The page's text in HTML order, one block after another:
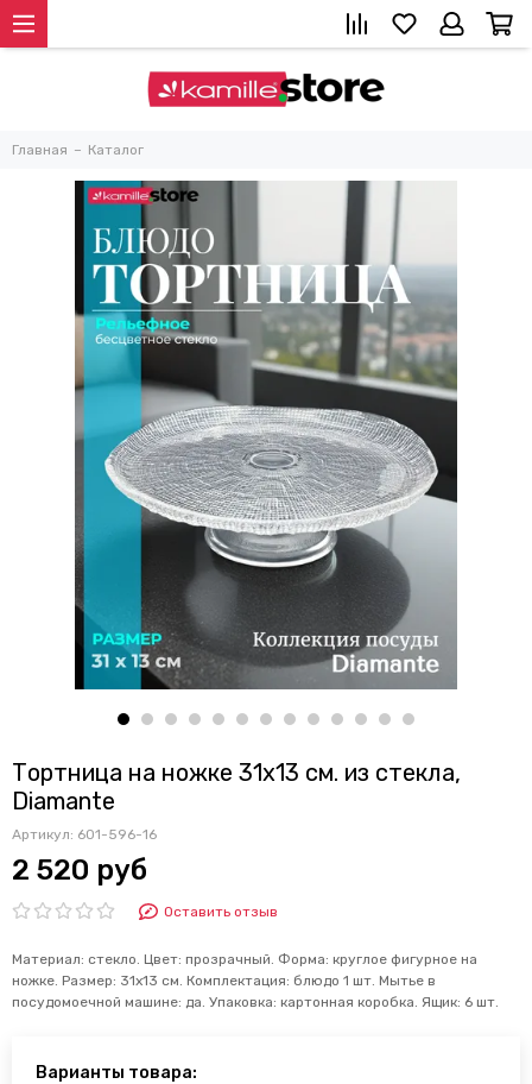
Главная Каталог
Тортница на ножке 31х13 см. из стекла,
Diamante
Артикул: 601-596-16
2 520 руб
Оставить отзыв
Материал: стекло. Цвет: прозрачный. Форма: круглое фигурное на
ножке. Размер: 31х13 см. Комплектация: блюдо 1 шт. Мытье в
посудомоечной машине: да. Упаковка: картонная коробка. Ящик: 6 шт.
Варианты товара: